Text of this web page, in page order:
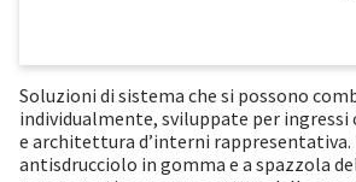
Soluzioni di sistema che si possono
individualmente, sviluppate per ingressi
e architettura d’interni
antisdrucciolo in gomma e a spazzola